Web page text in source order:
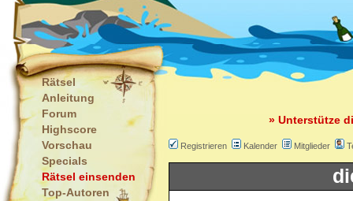
Rätsel
Anleitung
Forum
Highscore
Vorschau
Specials
Rätsel einsenden
Top-Autoren
» Unterstütze
Registrieren Kalender Mitglieder